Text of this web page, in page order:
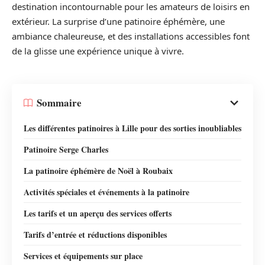
destination incontournable pour les amateurs de loisirs en
extérieur. La surprise d’une patinoire éphémère, une
ambiance chaleureuse, et des installations accessibles font
de la glisse une expérience unique à vivre.
Sommaire
Les différentes patinoires à Lille pour des sorties inoubliables
Patinoire Serge Charles
La patinoire éphémère de Noël à Roubaix
Activités spéciales et événements à la patinoire
Les tarifs et un aperçu des services offerts
Tarifs d’entrée et réductions disponibles
Services et équipements sur place